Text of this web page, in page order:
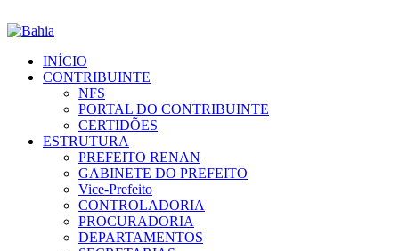
INÍCIO
CONTRIBUINTE
NFS
PORTAL DO CONTRIBUINTE
CERTIDÕES
ESTRUTURA
PREFEITO RENAN
GABINETE DO PREFEITO
Vice-Prefeito
CONTROLADORIA
PROCURADORIA
DEPARTAMENTOS